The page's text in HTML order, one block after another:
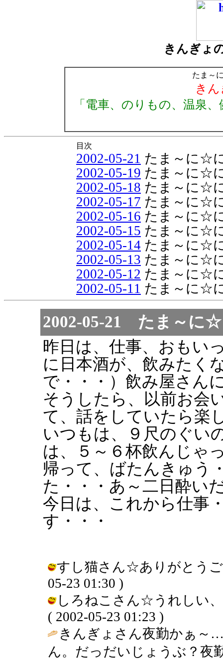
きんぎょ
たま～
き
「電車、のりもの、温泉
目次
2002-05-21 たま～に☆
2002-05-19 たま～に☆
2002-05-18 たま～に☆
2002-05-17 たま～に☆
2002-05-16 たま～に☆
2002-05-15 たま～に☆
2002-05-14 たま～に☆
2002-05-13 たま～に☆
2002-05-12 たま～に☆
2002-05-11 たま～に☆
2002-05-21 たま～に
昨日は、仕事、おもい
に日本酒が、飲みたく
で・・・）飲み屋さん
そうしたら、以前お会
て、話をしていたら楽
いつもは、９尺のぐい
は、５～６杯飲んじゃ
帰って、ばたんきゅう
た・・・あ～二日酔い
今日は、これから仕事
す・・・
すし猫さん☆ありがとう
05-23 01:30 )
しろねこさん☆うれしい
( 2002-05-23 01:23 )
きんぎょさん夜勤かぁ～
ん。だっだいじょうぶ？夜